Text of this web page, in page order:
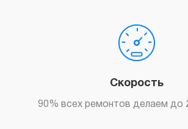
Скорость
90% всех ремонтов делаем до